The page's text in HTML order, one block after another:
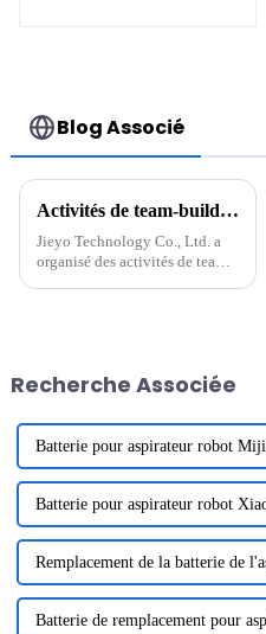
Blog Associé
Activités de team-building de Jieyo Technology Co., Ltd.
Jieyo Technology Co., Ltd. a
organisé des activités de team-
Huizhou. Le but de ...
Recherche Associée
Batterie pour aspirateur robot
Batterie pour aspirateur robot
Remplacement de la batterie de
Batterie de remplacement pour